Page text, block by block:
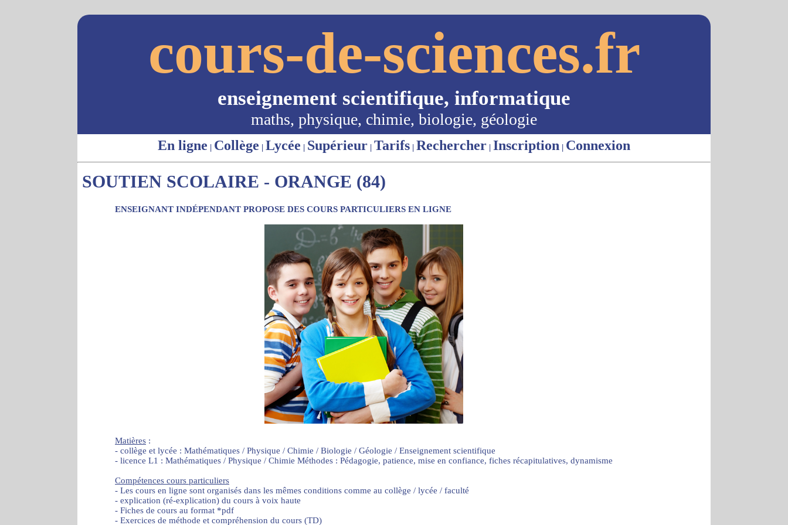
cours-de-sciences.fr
enseignement scientifique, informatique
maths, physique, chimie, biologie, géologie
En ligne | Collège | Lycée | Supérieur | Tarifs | Rechercher | Inscription | Connexion
SOUTIEN SCOLAIRE - ORANGE (84)
ENSEIGNANT INDÉPENDANT PROPOSE DES COURS PARTICULIERS EN LIGNE
Matières :
- collège et lycée : Mathématiques / Physique / Chimie / Biologie / Géologie / Enseignement scientifique
- licence L1 : Mathématiques / Physique / Chimie Méthodes : Pédagogie, patience, mise en confiance, fiches récapitulatives, dynamisme
Compétences cours particuliers
- Les cours en ligne sont organisés dans les mêmes conditions comme au collège / lycée / faculté
- explication (ré-explication) du cours à voix haute
- Fiches de cours au format *pdf
- Exercices de méthode et compréhension du cours (TD)